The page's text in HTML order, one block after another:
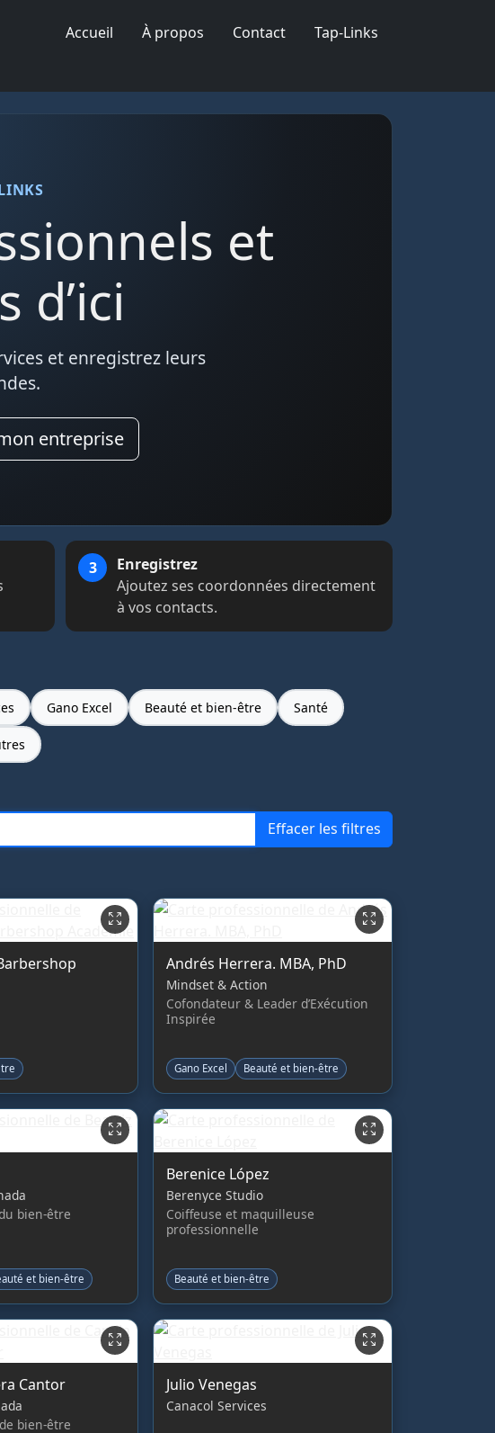
Accueil À propos Contact Tap-Links
et
d’ici
et enregistrez leurs
entreprise
Enregistrez
Ajoutez ses coordonnées directement
à vos contacts.
Gano Excel Beauté et bien-être Santé
Effacer les filtres
Andrés Herrera. MBA, PhD
Mindset & Action
Cofondateur & Leader d’Exécution
Inspirée
Gano Excel Beauté et bien-être
bien-être
et bien-être
Berenice López
Berenyce Studio
Coiffeuse et maquilleuse
professionnelle
Beauté et bien-être
Cantor
bien-être
Julio Venegas
Canacol Services